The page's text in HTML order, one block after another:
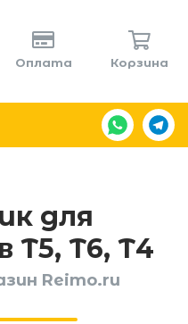
Оплата Корзина
для
Т5, Т6, Т4
Reimo.ru